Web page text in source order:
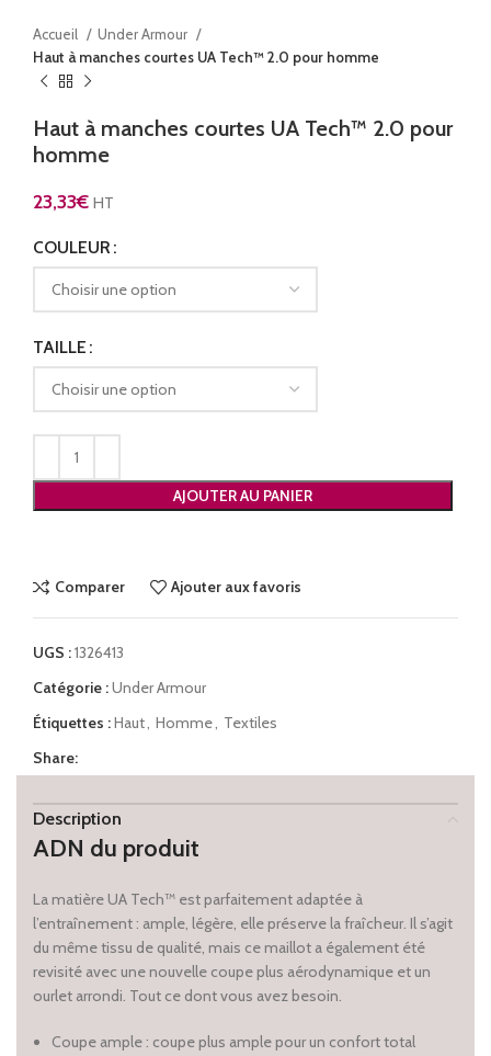
Accueil
Under Armour
Haut à manches courtes UA Tech™ 2.0 pour homme
Haut à manches courtes UA Tech™ 2.0 pour
homme
23,33€ HT
COULEUR
TAILLE
AJOUTER AU PANIER
Comparer Ajouter aux favoris
UGS :1326413
Catégorie :Under Armour
Étiquettes :Haut, Homme, Textiles
Share:
Description
ADN du produit
La matière UA Tech™ est parfaitement adaptée à
l’entraînement : ample, légère, elle préserve la fraîcheur. Il s’agit
du même tissu de qualité, mais ce maillot a également été
revisité avec une nouvelle coupe plus aérodynamique et un
ourlet arrondi. Tout ce dont vous avez besoin.
Coupe ample : coupe plus ample pour un confort total